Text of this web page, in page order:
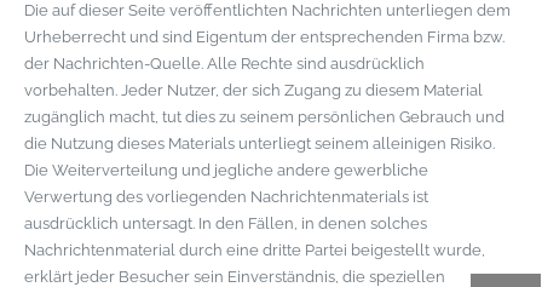
Die auf dieser Seite veröffentlichten Nachrichten unterliegen dem
Urheberrecht und sind Eigentum der entsprechenden Firma bzw.
der Nachrichten-Quelle. Alle Rechte sind ausdrücklich
vorbehalten. Jeder Nutzer, der sich Zugang zu diesem Material
zugänglich macht, tut dies zu seinem persönlichen Gebrauch und
die Nutzung dieses Materials unterliegt seinem alleinigen Risiko.
Die Weiterverteilung und jegliche andere gewerbliche
Verwertung des vorliegenden Nachrichtenmaterials ist
ausdrücklich untersagt. In den Fällen, in denen solches
Nachrichtenmaterial durch eine dritte Partei beigestellt wurde,
erklärt jeder Besucher sein Einverständnis, die speziellen